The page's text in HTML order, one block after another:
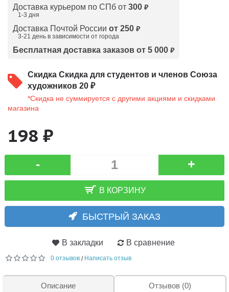
Доставка курьером по СПб от 300 ₽
1-3 дня
Доставка Почтой России от 250 ₽
3-21 день в зависимости от города
Бесплатная доставка заказов от 5 000 ₽
Скидка Скидка для студентов и членов Союза
художников 20 ₽
*Скидка не суммируется с другими акциями и скидками
магазина
198 ₽
- +
В КОРЗИНУ
БЫСТРЫЙ ЗАКАЗ
В закладки В сравнение
0 отзывов / Написать отзыв
Описание Отзывов (0)